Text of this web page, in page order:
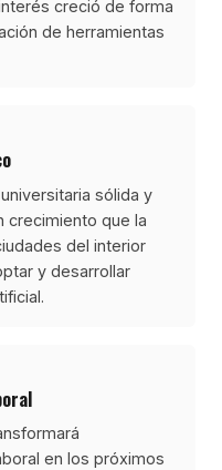
creció de forma
de herramientas
sólida y
crecimiento que la
del interior
y desarrollar
en los próximos